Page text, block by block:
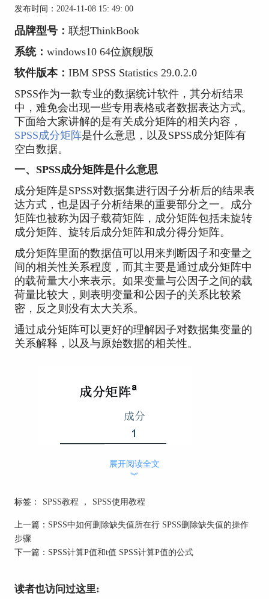
发布时间：2024-11-08 15: 49: 00
品牌型号： 联想ThinkBook
系统： windows10 64位旗舰版
软件版本： IBM SPSS Statistics 29.0.2.0
SPSS作为一款专业的数据统计软件，其分析结果
中，难免会出现一些专用表格或者数据表达方式。
下面给大家讲解的是有关成分矩阵的相关内容，
SPSS成分矩阵是什么意思，以及SPSS成分矩阵有
空白数据。
一、SPSS成分矩阵是什么意思
成分矩阵是SPSS对数据集进行因子分析后的结果表
达方式，也是因子分析结果的重要部分之一。成分
矩阵也被称为因子载荷矩阵，成分矩阵包括未旋转
成分矩阵、旋转后成分矩阵和成分得分矩阵。
成分矩阵里面的数据值可以用来判断因子和变量之
间的相关性关系程度，而其主要是通过成分矩阵中
的载荷量大小来表示。如果变量与公因子之间的载
荷量比较大，则表明变量和公因子的关系比较紧
密，反之则没有太大关系。
通过成分矩阵可以更好的理解因子对数据集变量的
关系解释，以及与原始数据的相关性。
展开阅读全文
︾
标签： SPSS教程 ， SPSS使用教程
上一篇： SPSS中如何删除缺失值所在行 SPSS删除缺失值的操作
步骤
下一篇： SPSS计算P值和t值 SPSS计算P值的公式
读者也访问过这里: